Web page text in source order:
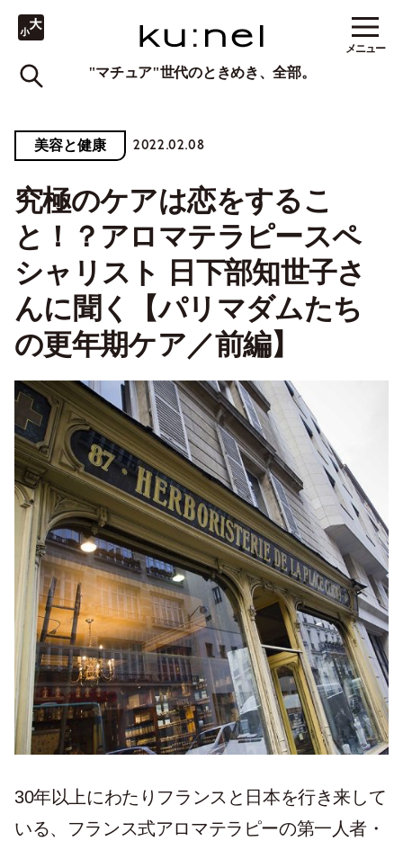
"マチュア"世代のときめき、全部。
メニュー
美容と健康 2022.02.08
究極のケアは恋をするこ
と！？アロマテラピースペ
シャリスト 日下部知世子さ
んに聞く【パリマダムたち
の更年期ケア／前編】
30年以上にわたりフランスと日本を行き来して
いる、フランス式アロマテラピーの第一人者・